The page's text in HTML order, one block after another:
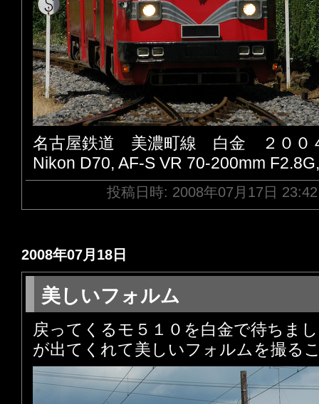
名古屋鉄道 美濃町線 白金 ２００
Nikon D70, AF-S VR 70-200mm
投稿日時: 2008年07月17日
2008年07月18日
美しいフォルム
戻ってくるモ５１０を白金で待ちま
が出てくれて美しいフォルムを撮る